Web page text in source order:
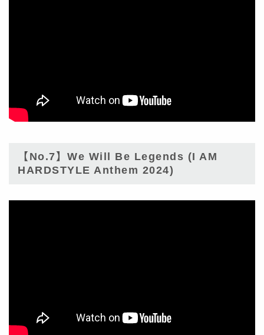
【No.7】We Will Be Legends (I AM
HARDSTYLE Anthem 2024)